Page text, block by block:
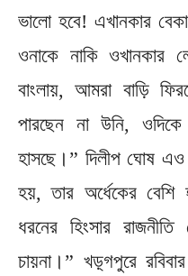
ভালো হবে! এখানকার
ওনাকে নাকি ওখানকার
বাংলায়, আমরা বাড়ি
পারছেন না উনি,
হাসছে।” দিলীপ ঘোষ এও
হয়, তার অর্ধেকের বেশি
ধরনের হিংসার
চায়না।” খড়্গপুরে